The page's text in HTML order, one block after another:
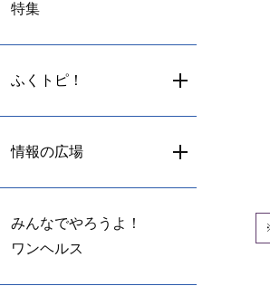
特集
ふくトピ！
情報の広場
みんなでやろうよ！
ワンヘルス